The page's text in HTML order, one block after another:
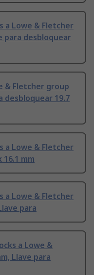
a Lowe & Fletcher
para desbloquear
& Fletcher group
desbloquear 19.7
a Lowe & Fletcher
16.1 mm
a Lowe & Fletcher
para
a Lowe &
Llave para